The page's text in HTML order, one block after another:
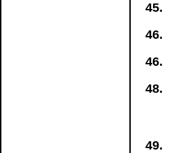
45.
46.
46.
48.
49.